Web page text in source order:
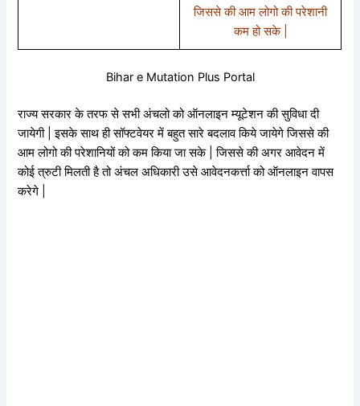
जिससे की आम लोगो की परेशानी
कम हो सके |
Bihar e Mutation Plus Portal
राज्य सरकार के तरफ से सभी अंचलो को ऑनलाइन म्यूटेशन की सुविधा दी
जायेगी | इसके साथ ही सॉफ्टवेयर में बहुत सारे बदलाव किये जायेगे जिससे की
आम लोगो की परेशानियों को कम किया जा सके | जिससे की अगर आवेदन में
कोई त्रुटी मिलती है तो अंचल अधिकारी उसे आवेदनकर्त्ता को ऑनलाइन वापस
करेगे |